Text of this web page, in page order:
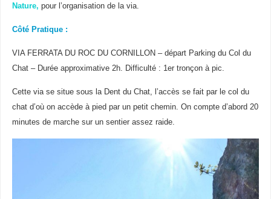
Nature, pour l’organisation de la via.
Côté Pratique :
VIA FERRATA DU ROC DU CORNILLON – départ Parking du Col du
Chat – Durée approximative 2h. Difficulté : 1er tronçon à pic.
Cette via se situe sous la Dent du Chat, l’accès se fait par le col du
chat d’où on accède à pied par un petit chemin. On compte d’abord 20
minutes de marche sur un sentier assez raide.